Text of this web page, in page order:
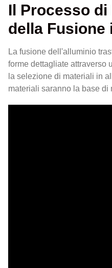
Il Processo
della Fusione
La fusione dell'alluminio
forme dettagliate attraverso
la selezione di materiali in
materiali saranno la base di